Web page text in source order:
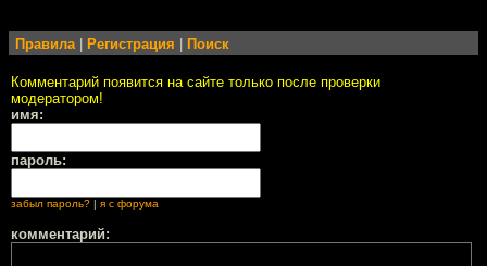
Правила| Регистрация Поиск
Комментарий появится на сайте только после проверки
модератором!
имя:
пароль:
забыл пароль? я с форума
комментарий: